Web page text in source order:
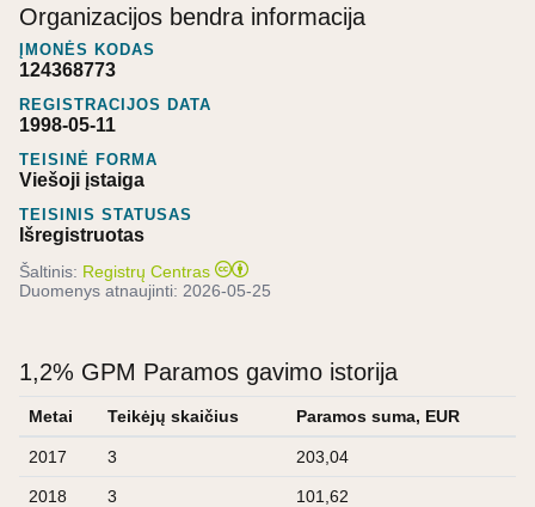
Organizacijos bendra informacija
ĮMONĖS KODAS
124368773
REGISTRACIJOS DATA
1998-05-11
TEISINĖ FORMA
Viešoji įstaiga
TEISINIS STATUSAS
Išregistruotas
Šaltinis: Registrų Centras
Duomenys atnaujinti: 2026-05-25
1,2% GPM Paramos gavimo istorija
Metai Teikėjų skaičius Paramos suma, EUR
2017 3 203,04
2018 3 101,62